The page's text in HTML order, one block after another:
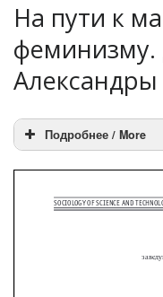
На пути к
феминизму.
Подробнее / More